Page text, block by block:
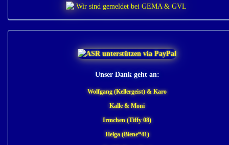
Unser Dank geht an:
Wolfgang (Kellergeist) & Karo
Kalle & Moni
Irmchen (Tiffy 08)
Helga (Biene*41)